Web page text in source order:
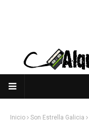
Inicio Son Estrella Galicia